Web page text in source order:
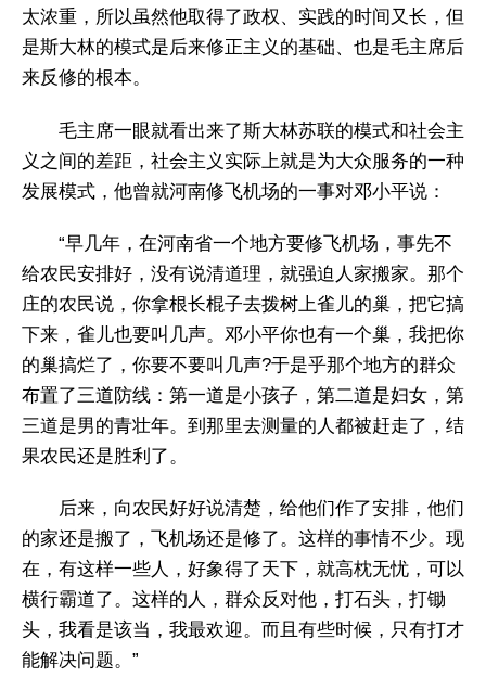
太浓重，所以虽然他取得了政权、实践的时间又长，但
是斯大林的模式是后来修正主义的基础、也是毛主席后
来反修的根本。
毛主席一眼就看出来了斯大林苏联的模式和社会主
义之间的差距，社会主义实际上就是为大众服务的一种
发展模式，他曾就河南修飞机场的一事对邓小平说：
“早几年，在河南省一个地方要修飞机场，事先不
给农民安排好，没有说清道理，就强迫人家搬家。那个
庄的农民说，你拿根长棍子去拨树上雀儿的巢，把它搞
下来，雀儿也要叫几声。邓小平你也有一个巢，我把你
的巢搞烂了，你要不要叫几声?于是乎那个地方的群众
布置了三道防线：第一道是小孩子，第二道是妇女，第
三道是男的青壮年。到那里去测量的人都被赶走了，结
果农民还是胜利了。
后来，向农民好好说清楚，给他们作了安排，他们
的家还是搬了，飞机场还是修了。这样的事情不少。现
在，有这样一些人，好象得了天下，就高枕无忧，可以
横行霸道了。这样的人，群众反对他，打石头，打锄
头，我看是该当，我最欢迎。而且有些时候，只有打才
能解决问题。”